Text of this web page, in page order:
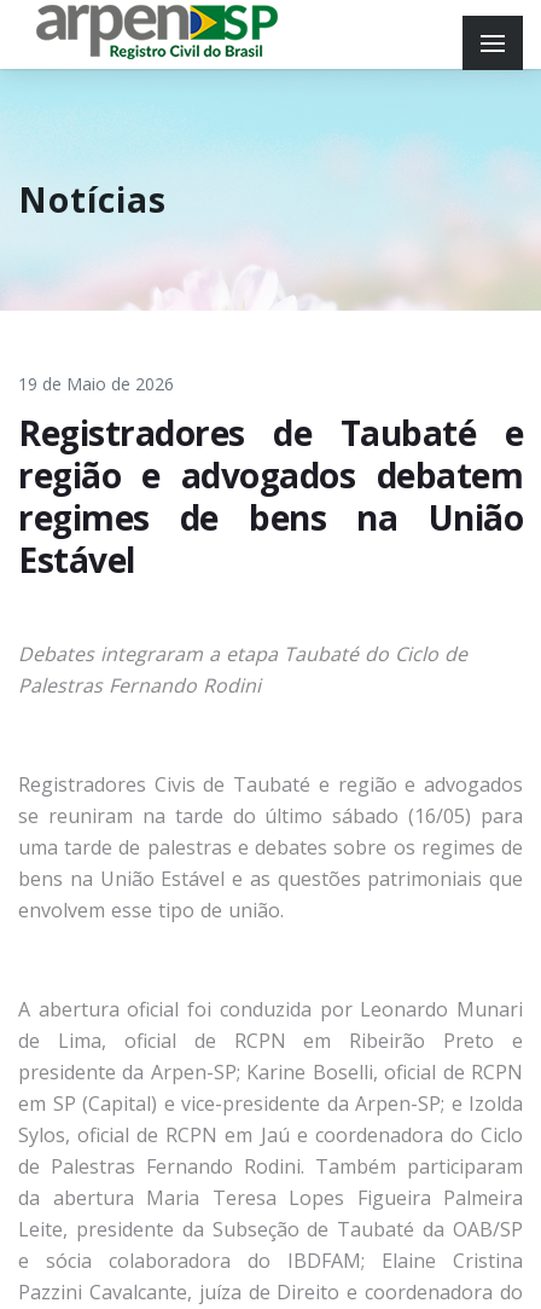
Notícias
19 de Maio de 2026
Registradores de Taubaté e
região e advogados debatem
regimes de bens na União
Estável
Debates integraram a etapa Taubaté do Ciclo de
Palestras Fernando Rodini
Registradores Civis de Taubaté e região e advogados
se reuniram na tarde do último sábado (16/05) para
uma tarde de palestras e debates sobre os regimes de
bens na União Estável e as questões patrimoniais que
envolvem esse tipo de união.
A abertura oficial foi conduzida por Leonardo Munari
de Lima, oficial de RCPN em Ribeirão Preto e
presidente da Arpen-SP; Karine Boselli, oficial de RCPN
em SP (Capital) e vice-presidente da Arpen-SP; e Izolda
Sylos, oficial de RCPN em Jaú e coordenadora do Ciclo
de Palestras Fernando Rodini. Também participaram
da abertura Maria Teresa Lopes Figueira Palmeira
Leite, presidente da Subseção de Taubaté da OAB/SP
e sócia colaboradora do IBDFAM; Elaine Cristina
Pazzini Cavalcante, juíza de Direito e coordenadora do